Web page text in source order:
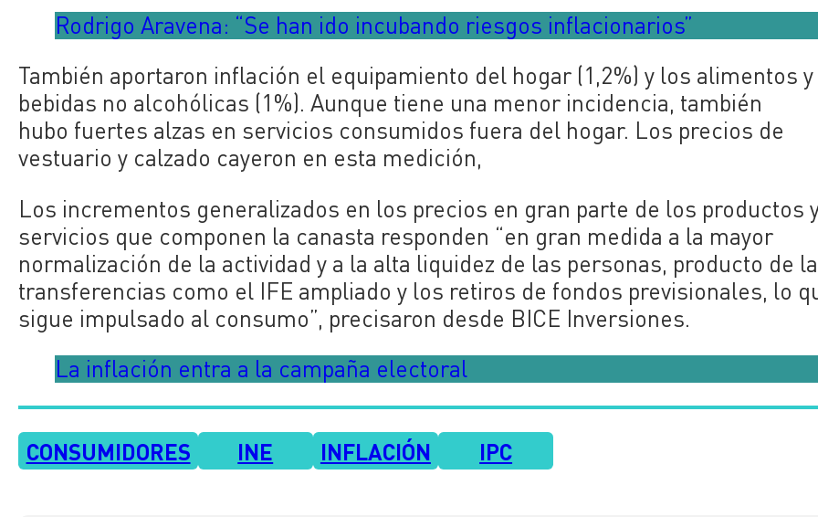
Rodrigo Aravena: “Se han ido incubando riesgos inflacionarios”
También aportaron inflación el equipamiento del hogar (1,2%) y los alimentos y
bebidas no alcohólicas (1%). Aunque tiene una menor incidencia, también
hubo fuertes alzas en servicios consumidos fuera del hogar. Los precios de
vestuario y calzado cayeron en esta medición,
Los incrementos generalizados en los precios en gran parte de los productos
servicios que componen la canasta responden “en gran medida a la mayor
normalización de la actividad y a la alta liquidez de las personas, producto de
transferencias como el IFE ampliado y los retiros de fondos previsionales, lo
sigue impulsado al consumo”, precisaron desde BICE Inversiones.
La inflación entra a la campaña electoral
CONSUMIDORES INE INFLACIÓN IPC